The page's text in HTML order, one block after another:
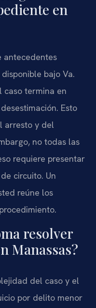
en
antecedentes
disponible bajo Va.
caso termina en
Esto
arresto y del
no todas las
requiere presentar
circuito. Un
reúne los
resolver
Manassas?
del caso y el
por delito menor